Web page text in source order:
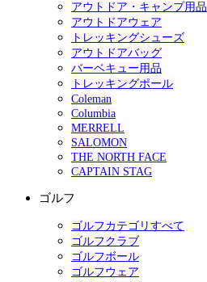
アウトドア・キャンプ用品
アウトドアウェア
トレッキングシューズ
アウトドアバッグ
バーベキュー用品
トレッキングポール
Coleman
Columbia
MERRELL
SALOMON
THE NORTH FACE
CAPTAIN STAG
ゴルフ
ゴルフカテゴリすべて
ゴルフクラブ
ゴルフボール
ゴルフウェア